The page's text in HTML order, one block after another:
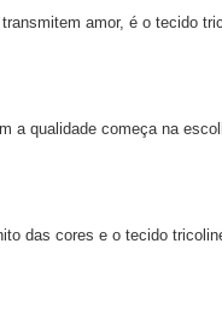
amor, é o tecido
a qualidade começa na
das cores e o tecido